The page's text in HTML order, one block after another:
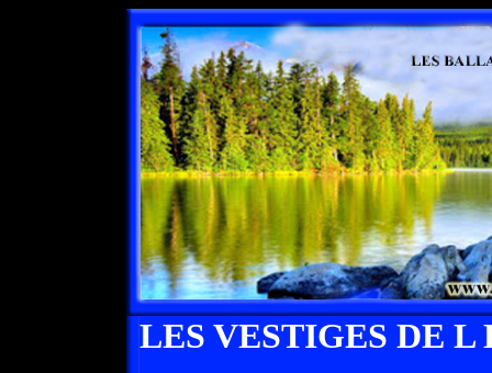
LES VESTIGES DE